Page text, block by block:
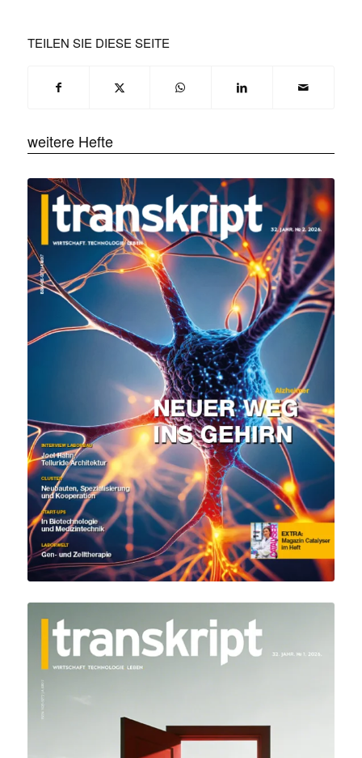
TEILEN SIE DIESE SEITE
weitere Hefte